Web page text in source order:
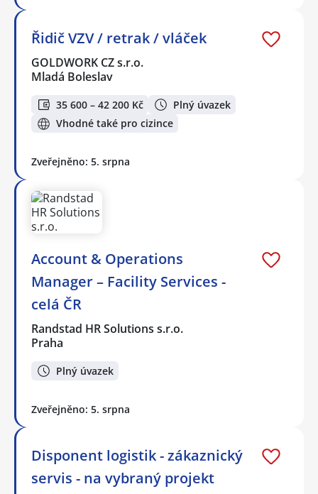
Řidič VZV / retrak / vláček
GOLDWORK CZ s.r.o.
Mladá Boleslav
35 600 – 42 200 Kč
Plný úvazek
Vhodné také pro cizince
Zveřejněno: 5. srpna
Account & Operations
Manager – Facility Services -
celá ČR
Randstad HR Solutions s.r.o.
Praha
Plný úvazek
Zveřejněno: 5. srpna
Disponent logistik - zákaznický
servis - na vybraný projekt